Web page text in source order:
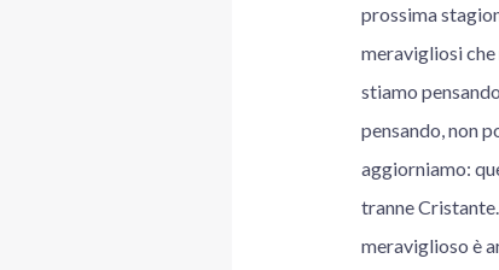
prossima
meravigliosi che
stiamo
pensando, non
aggiorniamo:
tranne
meraviglioso è